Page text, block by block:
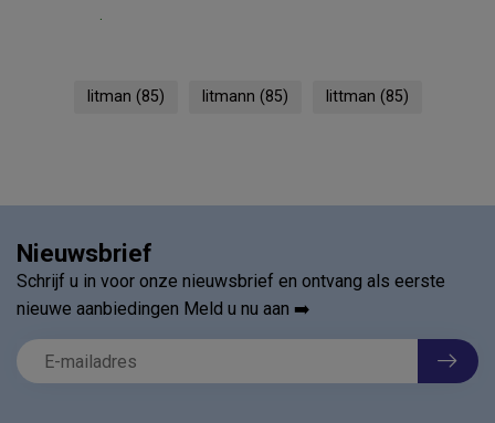
.
litman (85) litmann (85) littman (85)
Nieuwsbrief
Schrijf u in voor onze nieuwsbrief en ontvang als eerste
nieuwe aanbiedingen Meld u nu aan ➡️